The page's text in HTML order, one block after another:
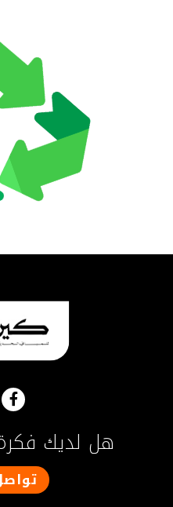
هل لديك